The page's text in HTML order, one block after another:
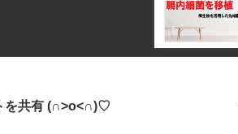
を共有 (∩˃o˂∩)♡